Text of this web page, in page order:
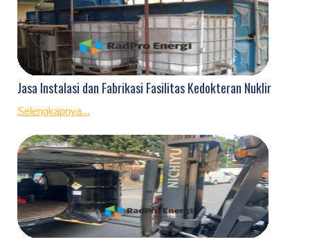
Jasa Instalasi dan Fabrikasi Fasilitas Kedokteran Nuklir
Selengkapnya...